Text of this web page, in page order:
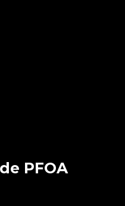
PFOA